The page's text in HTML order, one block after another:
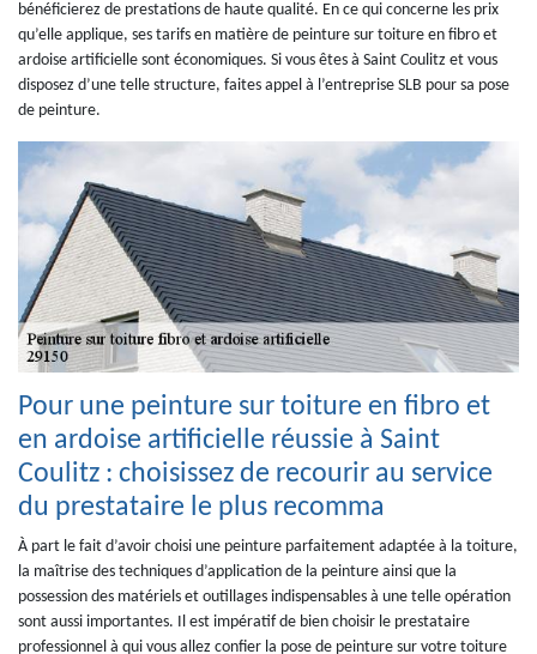
bénéficierez de prestations de haute qualité. En ce qui concerne les prix
qu’elle applique, ses tarifs en matière de peinture sur toiture en fibro et
ardoise artificielle sont économiques. Si vous êtes à Saint Coulitz et vous
disposez d’une telle structure, faites appel à l’entreprise SLB pour sa pose
de peinture.
Pour une peinture sur toiture en fibro et
en ardoise artificielle réussie à Saint
Coulitz : choisissez de recourir au service
du prestataire le plus recomma
À part le fait d’avoir choisi une peinture parfaitement adaptée à la toiture,
la maîtrise des techniques d’application de la peinture ainsi que la
possession des matériels et outillages indispensables à une telle opération
sont aussi importantes. Il est impératif de bien choisir le prestataire
professionnel à qui vous allez confier la pose de peinture sur votre toiture